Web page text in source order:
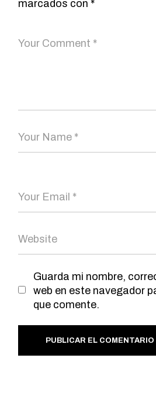
marcados con *
Guarda mi nombre,
web en este navegador
que comente.
PUBLICAR EL COMENTARIO